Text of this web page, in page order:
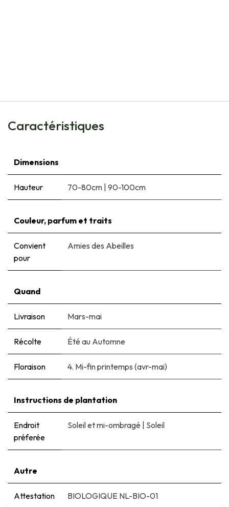
Caractéristiques
Dimensions
Hauteur 70-80cm | 90-100cm
Couleur, parfum et traits
Convient
pour
Amies des Abeilles
Quand
Livraison Mars-mai
Récolte Été au Automne
Floraison 4. Mi-fin printemps (avr-mai)
Instructions de plantation
Endroit
préferée
Soleil et mi-ombragé | Soleil
Autre
Attestation BIOLOGIQUE NL-BIO-01